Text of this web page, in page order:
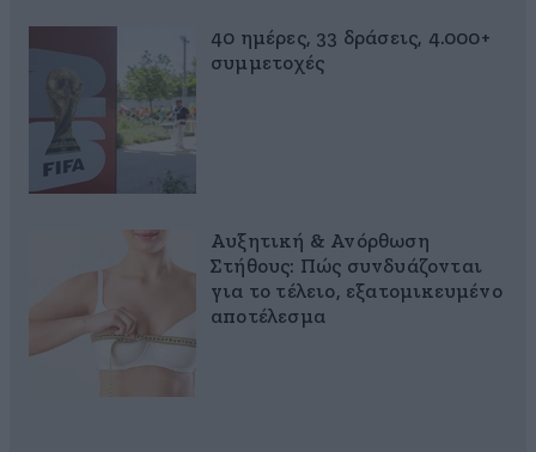
40 ημέρες, 33 δράσεις, 4.000+
συμμετοχές
Αυξητική & Ανόρθωση
Στήθους: Πώς συνδυάζονται
για το τέλειο, εξατομικευμένο
αποτέλεσμα